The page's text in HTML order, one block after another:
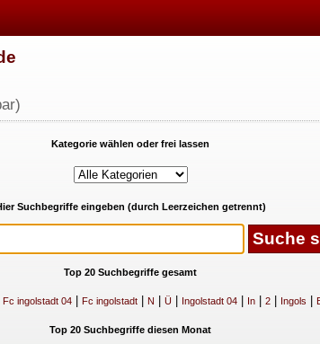
Kategorie wählen oder frei lassen
Suchbegriffe eingeben (durch Leerzeichen getrennt)
Top 20 Suchbegriffe gesamt
Fc ingolstadt 04| Fc ingolstadt| N Ü Ingolstadt 04| In| 2| Ingols
Top 20 Suchbegriffe diesen Monat